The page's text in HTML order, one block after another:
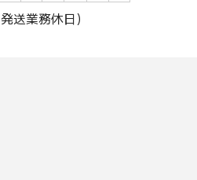
発送業務休日)